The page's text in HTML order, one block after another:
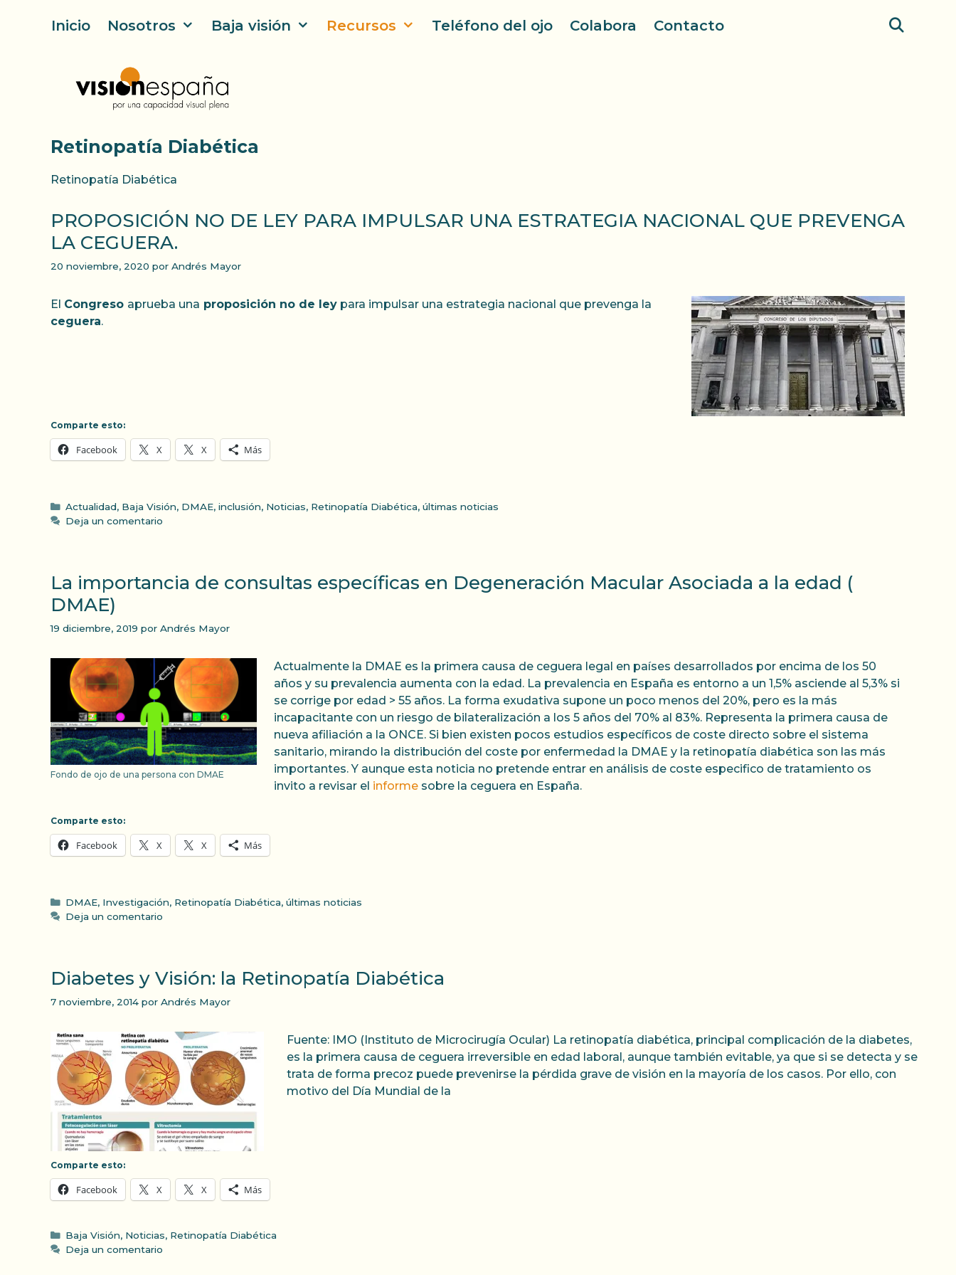
Inicio Nosotros Baja visión Recursos Teléfono del ojo Colabora Contacto
Retinopatía Diabética
Retinopatía Diabética
PROPOSICIÓN NO DE LEY PARA IMPULSAR UNA ESTRATEGIA NACIONAL QUE PREVENGA
LA CEGUERA.
20 noviembre, 2020 por Andrés Mayor
El Congreso aprueba una proposición no de leypara impulsar una estrategia nacional que prevenga la
ceguera.
Comparte esto:
Facebook X X Más
Categorías
Actualidad, Baja Visión, DMAE, inclusión, Noticias, Retinopatía Diabética, últimas noticias
Deja un comentario
La importancia de consultas específicas en Degeneración Macular Asociada a la edad (
DMAE)
19 diciembre, 2019 por Andrés Mayor
Fondo de ojo de una persona con DMAE
Actualmente la DMAE es la primera causa de ceguera legal en países desarrollados por encima de los 50
años y su prevalencia aumenta con la edad. La prevalencia en España es entorno a un 1,5% asciende al 5,3% si
se corrige por edad > 55 años. La forma exudativa supone un poco menos del 20%, pero es la más
incapacitante con un riesgo de bilateralización a los 5 años del 70% al 83%. Representa la primera causa de
nueva afiliación a la ONCE. Si bien existen pocos estudios específicos de coste directo sobre el sistema
sanitario, mirando la distribución del coste por enfermedad la DMAE y la retinopatía diabética son las más
importantes. Y aunque esta noticia no pretende entrar en análisis de coste especifico de tratamiento os
invito a revisar el informesobre la ceguera en España.
Comparte esto:
Facebook X X Más
Categorías
DMAE, Investigación, Retinopatía Diabética, últimas noticias
Deja un comentario
Diabetes y Visión: la Retinopatía Diabética
7 noviembre, 2014 por Andrés Mayor
Fuente: IMO (Instituto de Microcirugía Ocular) La retinopatía diabética, principal complicación de la diabetes,
es la primera causa de ceguera irreversible en edad laboral, aunque también evitable, ya que si se detecta y se
trata de forma precoz puede prevenirse la pérdida grave de visión en la mayoría de los casos. Por ello, con
motivo del Día Mundial de la
Comparte esto:
Facebook X X Más
Categorías
Baja Visión, Noticias, Retinopatía Diabética
Deja un comentario